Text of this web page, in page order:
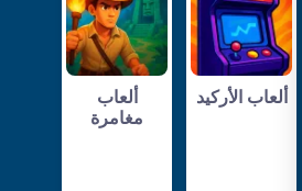
ألعاب الأركيد
ألعاب
مغامرة